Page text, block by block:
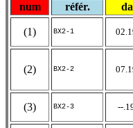
num référ.
(1) BX2-1
(2) BX2-2
(3) BX2-3 --